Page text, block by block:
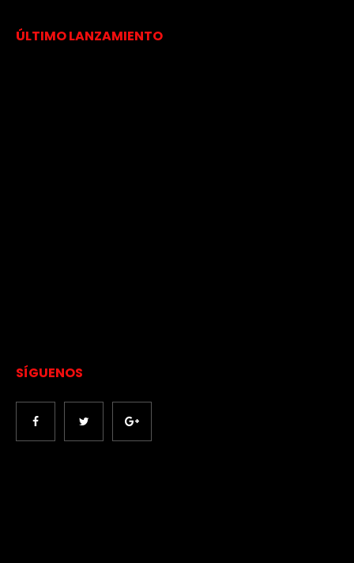
ÚLTIMO LANZAMIENTO
SÍGUENOS